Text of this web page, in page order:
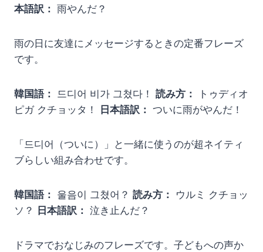
本語訳： 雨やんだ？
雨の日に友達にメッセージするときの定番フレーズ
です。
韓国語： 드디어 비가 그쳤다！ 読み方：
トゥディオ
ピガ クチョッタ！
日本語訳： ついに雨がやんだ！
「드디어（ついに）」と一緒に使うのが超ネイティ
ブらしい組み合わせです。
韓国語： 울음이 그쳤어？ 読み方：
ウルミ クチョッ
ソ？
日本語訳： 泣き止んだ？
ドラマでおなじみのフレーズです。子どもへの声か